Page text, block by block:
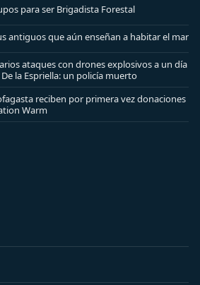
para ser Brigadista Forestal
antiguos que aún enseñan a habitar el mar
ataques con drones explosivos a un día
la Espriella: un policía muerto
reciben por primera vez donaciones
Warm